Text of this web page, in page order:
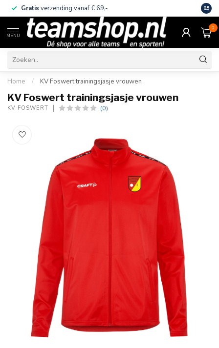
Gratis verzending vanaf € 69,- Eigen
8.5
MENU
0
Home / KV Foswert trainingsjasje vrouwen
KV Foswert trainingsjasje vrouwen
KV FOSWERT (0)